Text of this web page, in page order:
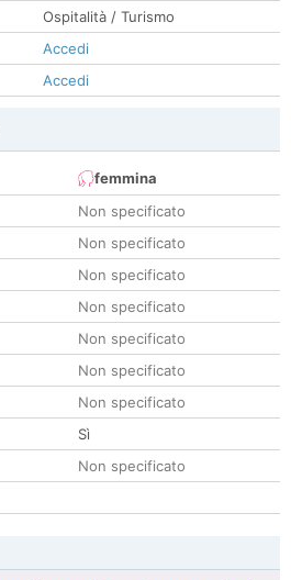
Ospitalità / Turismo
Accedi
Accedi
femmina
Non specificato
Non specificato
Non specificato
Non specificato
Non specificato
Non specificato
Non specificato
Sì
Non specificato